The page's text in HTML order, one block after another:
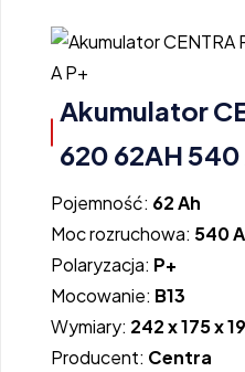
Akumulator
620 62AH 540
Pojemność: 62 Ah
Moc rozruchowa: 540 A
Polaryzacja: P+
Mocowanie: B13
Wymiary: 242 x 175 x
Producent: Centra